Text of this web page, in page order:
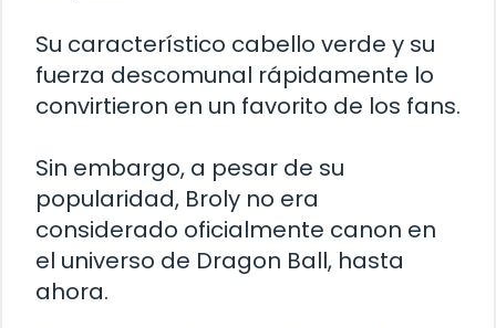
Su característico cabello verde y su
fuerza descomunal rápidamente lo
convirtieron en un favorito de los fans.
Sin embargo, a pesar de su
popularidad, Broly no era
considerado oficialmente canon en
el universo de Dragon Ball, hasta
ahora.